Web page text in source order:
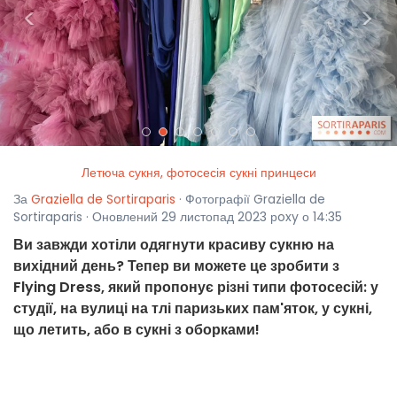
< >
Летюча сукня, фотосесія сукні принцеси
За Graziella de Sortiraparis · Фотографії Graziella de
Sortiraparis · Оновлений 29 листопад 2023 рoxy о 14:35
Ви завжди хотіли одягнути красиву сукню на
вихідний день? Тепер ви можете це зробити з
Flying Dress, який пропонує різні типи фотосесій: у
студії, на вулиці на тлі паризьких пам'яток, у сукні,
що летить, або в сукні з оборками!